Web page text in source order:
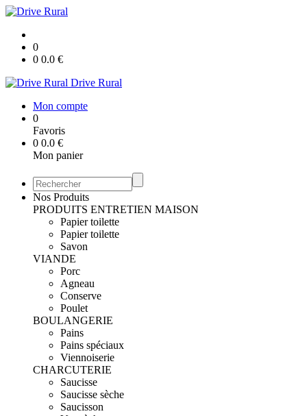
0
0 0.0 €
Drive Rural
Mon compte
0
Favoris
0 0.0 €
Mon panier
Nos Produits
PRODUITS ENTRETIEN MAISON
Papier toilette
Papier toilette
Savon
VIANDE
Porc
Agneau
Conserve
Poulet
BOULANGERIE
Pains
Pains spéciaux
Viennoiserie
CHARCUTERIE
Saucisse
Saucisse sèche
Saucisson